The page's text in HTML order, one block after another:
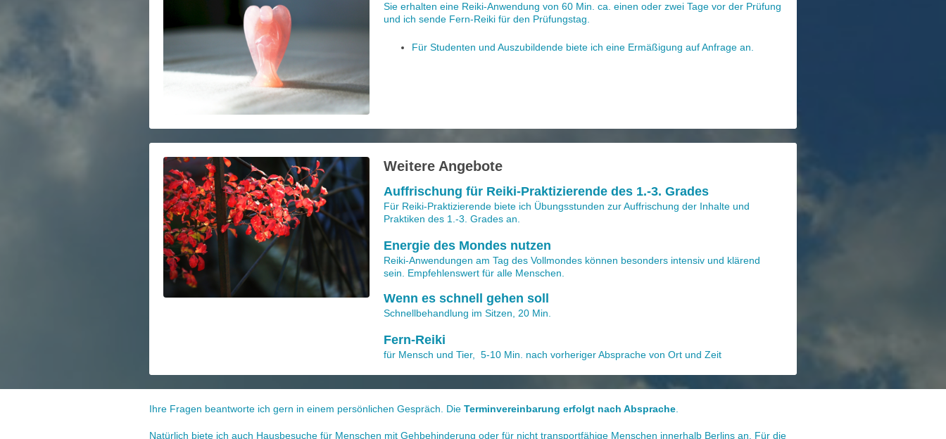
Sie erhalten eine Reiki-Anwendung von 60 Min. ca. einen oder zwei Tage vor der Prüfung
und ich sende Fern-Reiki für den Prüfungstag.
Für Studenten und Auszubildende biete ich eine Ermäßigung auf Anfrage an.
Weitere Angebote
Auffrischung für Reiki-Praktizierende des 1.-3. Grades
Für Reiki-Praktizierende biete ich Übungsstunden zur Auffrischung der Inhalte und
Praktiken des 1.-3. Grades an.
Energie des Mondes nutzen
Reiki-Anwendungen am Tag des Vollmondes können besonders intensiv und klärend
sein. Empfehlenswert für alle Menschen.
Wenn es schnell gehen soll
Schnellbehandlung im Sitzen, 20 Min.
Fern-Reiki
für Mensch und Tier, 5-10 Min. nach vorheriger Absprache von Ort und Zeit
Ihre Fragen beantworte ich gern in einem persönlichen Gespräch. Die Terminvereinbarung erfolgt nach Absprache
Natürlich biete ich auch Hausbesuche für Menschen mit Gehbehinderung oder für nicht transportfähige Menschen innerhalb Berlins an. Für die